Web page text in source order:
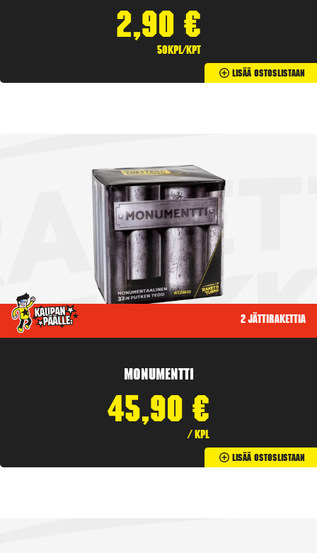
2,90 €
50kpl/kpt
Lisää Ostoslistaan
2 jättirakettia
Monumentti
45,90 €
/ kpl
Lisää Ostoslistaan